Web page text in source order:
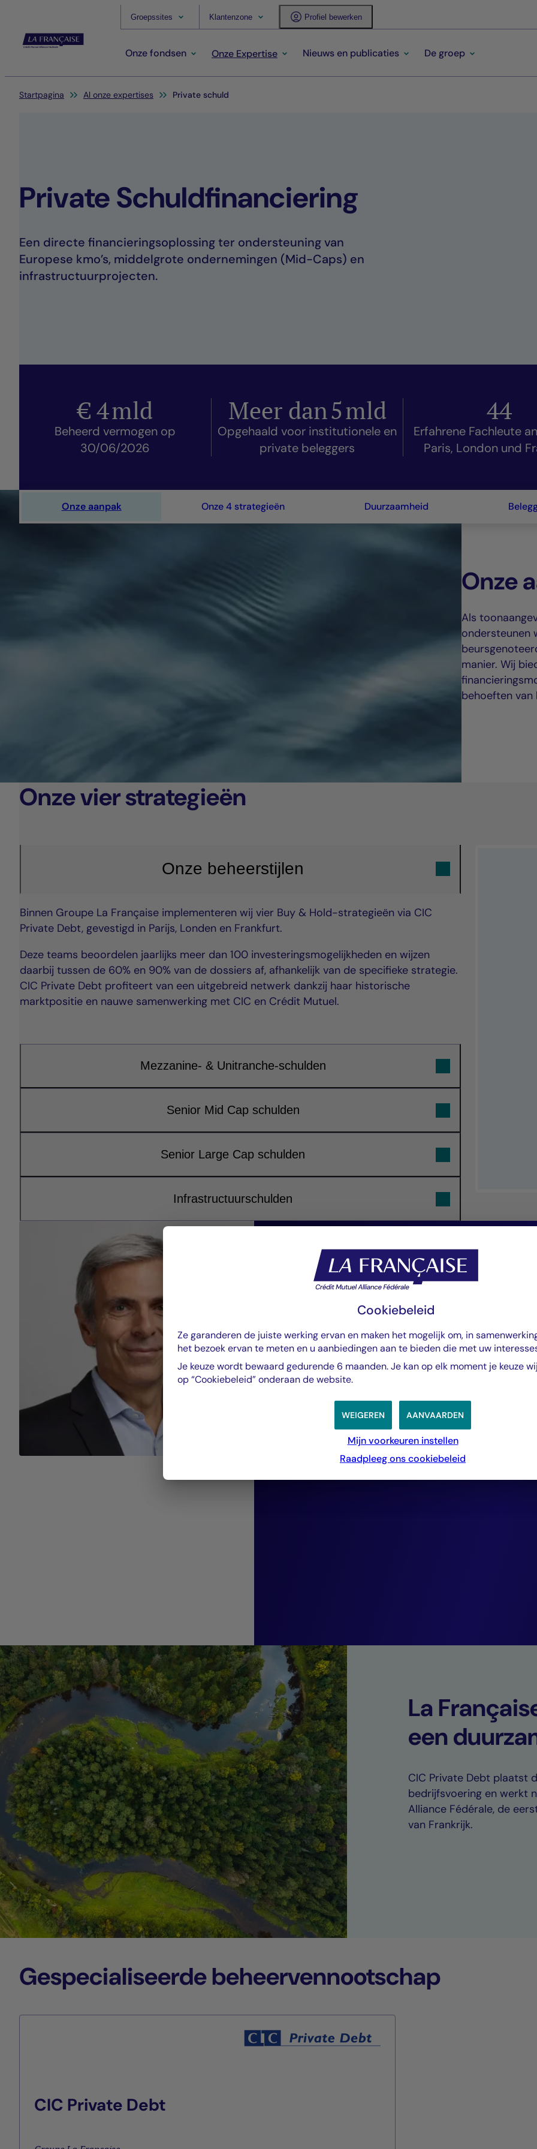
Groepssites Klantenzone Profiel bewerken
Onze fondsen Onze Expertise Nieuws en publicaties De groep
Je bent hier:
Startpagina Al onze expertises Private schuld
Private Schuldfinanciering
Een directe financieringsoplossing ter ondersteuning van
Europese kmo’s, middelgrote ondernemingen (Mid-Caps) en
infrastructuurprojecten.
€4mld
Beheerd vermogen op
30/06/2026
Meer dan5mld
Opgehaald voor institutionele en
private beleggers
44
Erfahrene Fachleute
Paris, London und
Onze aanpak Onze 4 strategieën Duurzaamheid
Onze
Als
ondersteunen
manier. Wij
behoeften van
Onze vier strategieën
Onze beheerstijlen
Binnen Groupe La Française implementeren wij vier Buy & Hold-strategieën via CIC
Private Debt, gevestigd in Parijs, Londen en Frankfurt.
Deze teams beoordelen jaarlijks meer dan 100 investeringsmogelijkheden en wijzen
daarbij tussen de 60% en 90% van de dossiers af, afhankelijk van de specifieke strategie.
CIC Private Debt profiteert van een uitgebreid netwerk dankzij haar historische
marktpositie en nauwe samenwerking met CIC en Crédit Mutuel.
Mezzanine- & Unitranche-schulden
Senior Mid Cap schulden
Senior Large Cap schulden
Infrastructuurschulden
“Onze
gericht op het
gediversifieerde
zorgvuldig
die over sterke
beschikken om
te betalen. Dit
La
een
CIC Private Debt plaatst
bedrijfsvoering en werkt
Alliance Fédérale, de
van Frankrijk.
Gespecialiseerde beheervennootschap
CIC Private Debt
Cookiebeleid
Ze garanderen de juiste werking ervan en maken het mogelijk om, in
het bezoek ervan te meten en u aanbiedingen aan te bieden die met uw
Je keuze wordt bewaard gedurende 6 maanden. Je kan op elk moment je keuze
op “Cookiebeleid” onderaan de website.
AANVAARDEN
WEIGEREN
Mijn voorkeuren instellen
Raadpleeg ons cookiebeleid